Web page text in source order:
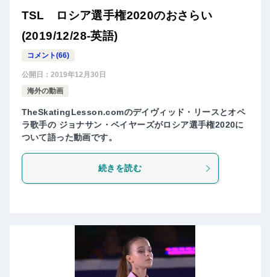
TSL ロシア選手権2020のおさらい
(2019/12/28-英語)
コメント(66)
公開日： 2019年12月30日
海外の動画
TheSkatingLesson.comのデイヴィッド・リースとオペ
ラ歌手の ジョナサン・ベイヤーズがロシア選手権2020に
ついて語った動画です。
続きを読む